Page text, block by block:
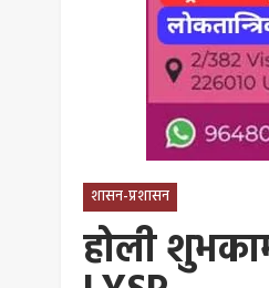
शासन-प्रशासन
होली